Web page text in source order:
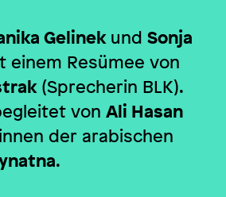
Gelinekund Sonja
einem Resümee von
(Sprecherin BLK).
von Ali Hasan
der arabischen
.